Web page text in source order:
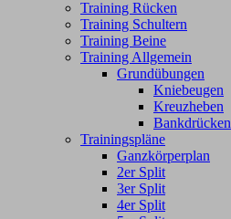
Training Rücken
Training Schultern
Training Beine
Training Allgemein
Grundübungen
Kniebeugen
Kreuzheben
Bankdrücken
Trainingspläne
Ganzkörperplan
2er Split
3er Split
4er Split